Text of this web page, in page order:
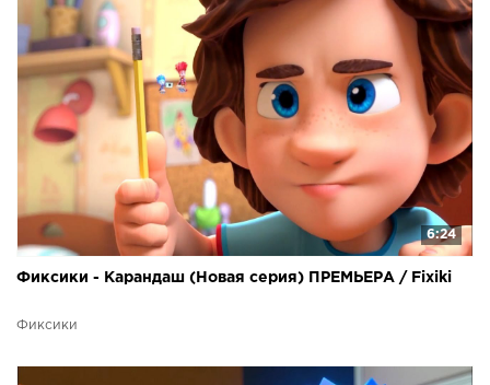
6:24
Фиксики - Карандаш (Новая серия) ПРЕМЬЕРА / Fixiki
Фиксики